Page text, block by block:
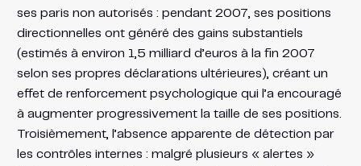
ses paris non autorisés : pendant 2007, ses positions
directionnelles ont généré des gains substantiels
(estimés à environ 1,5 milliard d’euros à la fin 2007
selon ses propres déclarations ultérieures), créant un
effet de renforcement psychologique qui l’a encouragé
à augmenter progressivement la taille de ses positions.
Troisièmement, l’absence apparente de détection par
les contrôles internes : malgré plusieurs « alertes »